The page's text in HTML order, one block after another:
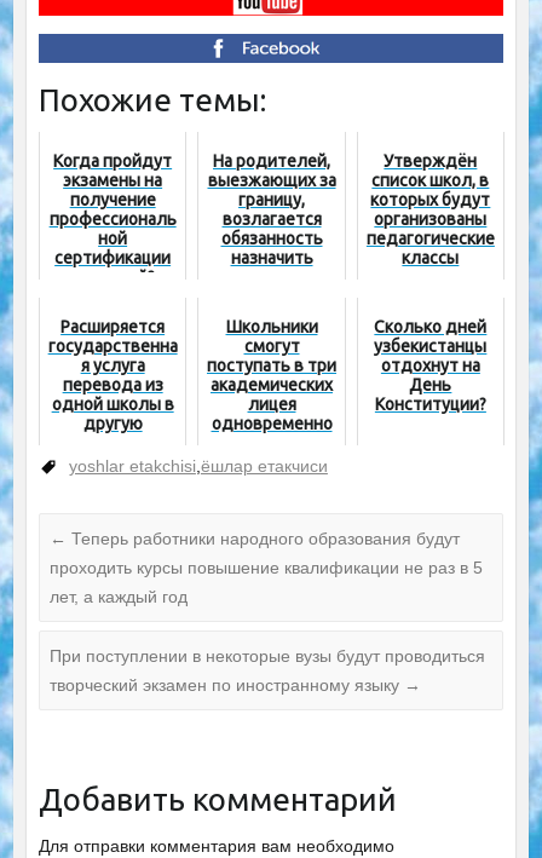
Похожие темы:
Когда пройдут
экзамены на
получение
профессиональ
ной
сертификации
учителей?
На родителей,
выезжающих за
границу,
возлагается
обязанность
назначить
Утверждён
список школ, в
которых будут
организованы
педагогические
классы
Расширяется
государственна
я услуга
перевода из
одной школы в
другую
Школьники
смогут
поступать в три
академических
лицея
одновременно
Сколько дней
узбекистанцы
отдохнут на
День
Конституции?
yoshlar etakchisi,ёшлар етакчиси
← Теперь работники народного образования будут
проходить курсы повышение квалификации не раз в 5
лет, а каждый год
При поступлении в некоторые вузы будут проводиться
творческий экзамен по иностранному языку →
Добавить комментарий
Для отправки комментария вам необходимо